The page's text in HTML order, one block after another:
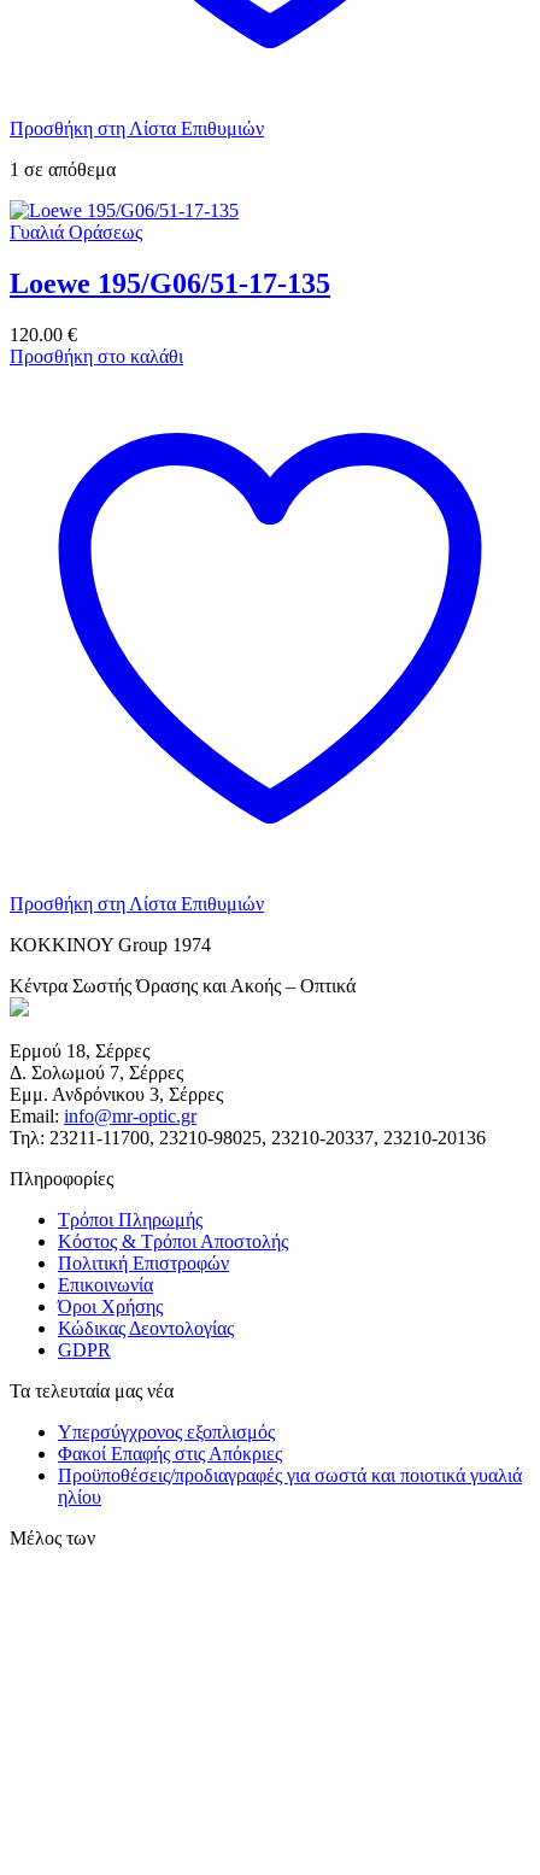
Προσθήκη στη Λίστα Επιθυμιών
1 σε απόθεμα
Γυαλιά Οράσεως
Loewe 195/G06/51-17-135
120.00 €
Προσθήκη στο καλάθι
Προσθήκη στη Λίστα Επιθυμιών
ΚΟΚΚΙΝΟΥ Group 1974
Κέντρα Σωστής Όρασης και Ακοής – Οπτικά
Ερμού 18, Σέρρες
Δ. Σολωμού 7, Σέρρες
Εμμ. Ανδρόνικου 3, Σέρρες
Email: info@mr-optic.gr
Τηλ: 23211-11700, 23210-98025, 23210-20337, 23210-20136
Πληροφορίες
Τρόποι Πληρωμής
Κόστος & Τρόποι Αποστολής
Πολιτική Επιστροφών
Επικοινωνία
Όροι Χρήσης
Κώδικας Δεοντολογίας
GDPR
Τα τελευταία μας νέα
Υπερσύγχρονος εξοπλισμός
Φακοί Επαφής στις Απόκριες
Προϋποθέσεις/προδιαγραφές για σωστά και ποιοτικά γυαλιά
ηλίου
Μέλος των